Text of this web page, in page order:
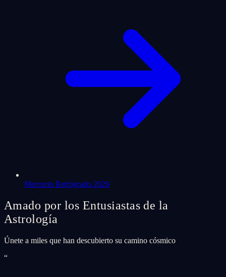
Mercurio Retrógrado 2026
Amado por los Entusiastas de la
Astrología
Únete a miles que han descubierto su camino cósmico
“